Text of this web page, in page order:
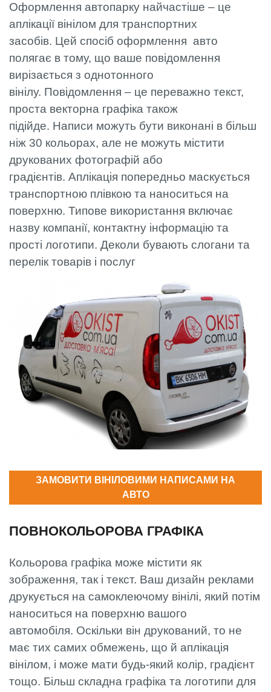
Оформлення автопарку найчастіше – це
аплікації вінілом для транспортних
засобів. Цей спосіб оформлення авто
полягає в тому, що ваше повідомлення
вирізається з однотонного
вінілу. Повідомлення – це переважно текст,
проста векторна графіка також
підійде. Написи можуть бути виконані в більш
ніж 30 кольорах, але не можуть містити
друкованих фотографій або
градієнтів. Аплікація попередньо маскується
транспортною плівкою та наноситься на
поверхню. Типове використання включає
назву компанії, контактну інформацію та
прості логотипи. Деколи бувають слогани та
перелік товарів і послуг
ЗАМОВИТИ ВІНІЛОВИМИ НАПИСАМИ НА
АВТО
ПОВНОКОЛЬОРОВА ГРАФІКА
Кольорова графіка може містити як
зображення, так і текст. Ваш дизайн реклами
друкується на самоклеючому вінілі, який потім
наноситься на поверхню вашого
автомобіля. Оскільки він друкований, то не
має тих самих обмежень, що й аплікація
вінілом, і може мати будь-який колір, градієнт
тощо. Більш складна графіка та логотипи для